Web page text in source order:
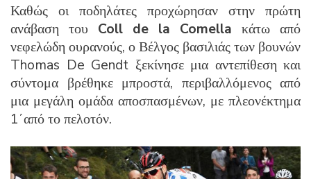
Καθώς οι ποδηλάτες προχώρησαν στην πρώτη
ανάβαση του Coll de la Comella κάτω από
νεφελώδη ουρανούς, ο Βέλγος βασιλιάς των βουνών
Thomas De Gendt ξεκίνησε μια αντεπίθεση και
σύντομα βρέθηκε μπροστά, περιβαλλόμενος από
μια μεγάλη ομάδα αποσπασμένων, με πλεονέκτημα
1΄από το πελοτόν.